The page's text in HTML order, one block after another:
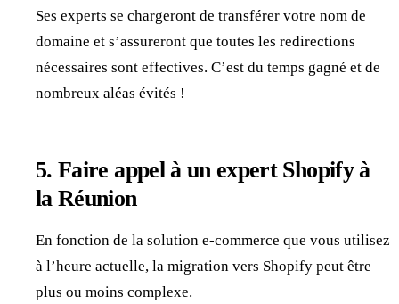
Ses experts se chargeront de transférer votre nom de
domaine et s’assureront que toutes les redirections
nécessaires sont effectives. C’est du temps gagné et de
nombreux aléas évités !
5. Faire appel à un expert Shopify à
la Réunion
En fonction de la solution e-commerce que vous utilisez
à l’heure actuelle, la migration vers Shopify peut être
plus ou moins complexe.